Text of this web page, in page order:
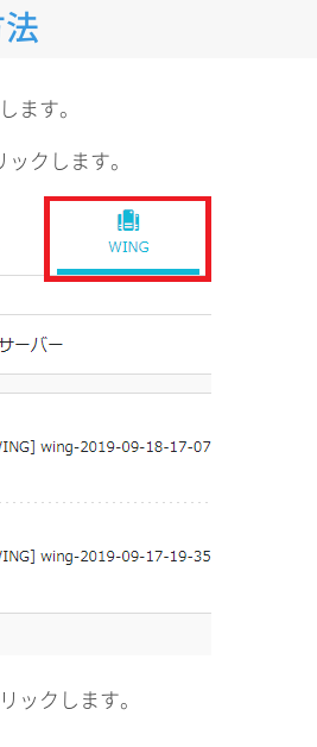
ます。
クします。
ックします。